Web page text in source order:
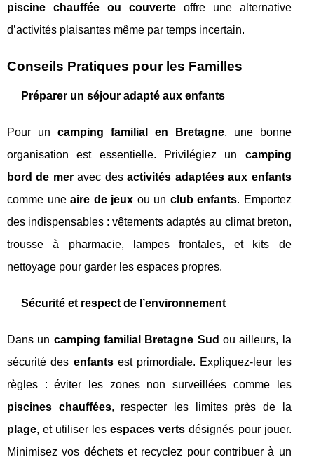
piscine chauffée ou couverteoffre une alternative
d’activités plaisantes même par temps incertain.
Conseils Pratiques pour les Familles
Préparer un séjour adapté aux enfants
Pour un camping familial en Bretagne, une bonne
organisation est essentielle. Privilégiez un camping
bord de meravec desactivités adaptées aux enfants
comme uneaire de jeux ou un club enfants. Emportez
des indispensables : vêtements adaptés au climat breton,
trousse à pharmacie, lampes frontales, et kits de
nettoyage pour garder les espaces propres.
Sécurité et respect de l’environnement
Dans un camping familial Bretagne Sud ou ailleurs, la
sécurité des enfantsest primordiale. Expliquez-leur les
règles : éviter les zones non surveillées comme les
piscines chauffées, respecter les limites près de la
plage, et utiliser lesespaces verts désignés pour jouer.
Minimisez vos déchets et recyclez pour contribuer à un